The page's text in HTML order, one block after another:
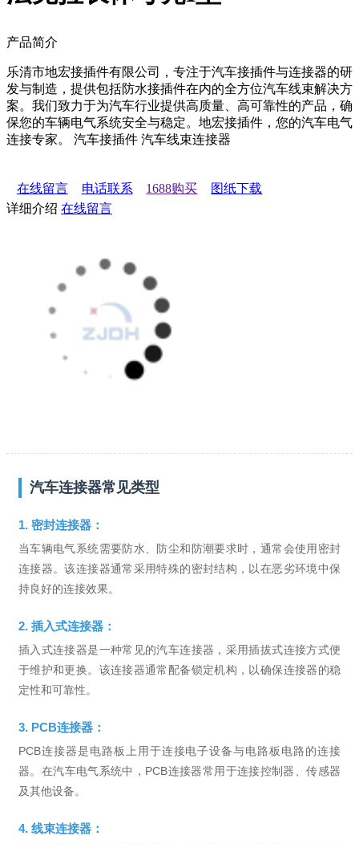
产品简介
乐清市地宏接插件有限公司，专注于汽车接插件与连接器的研
发与制造，提供包括防水接插件在内的全方位汽车线束解决方
案。我们致力于为汽车行业提供高质量、高可靠性的产品，确
保您的车辆电气系统安全与稳定。地宏接插件，您的汽车电气
连接专家。 汽车接插件 汽车线束连接器
在线留言 电话联系 1688购买
图纸下载
详细介绍 在线留言
汽车连接器常见类型
1. 密封连接器：
当车辆电气系统需要防水、防尘和防潮要求时，通常会使用密封
连接器。该连接器通常采用特殊的密封结构，以在恶劣环境中保
持良好的连接效果。
2. 插入式连接器：
插入式连接器是一种常见的汽车连接器，采用插拔式连接方式便
于维护和更换。该连接器通常配备锁定机构，以确保连接器的稳
定性和可靠性。
3. PCB连接器：
PCB连接器是电路板上用于连接电子设备与电路板电路的连接
器。在汽车电气系统中，PCB连接器常用于连接控制器、传感器
及其他设备。
4. 线束连接器：